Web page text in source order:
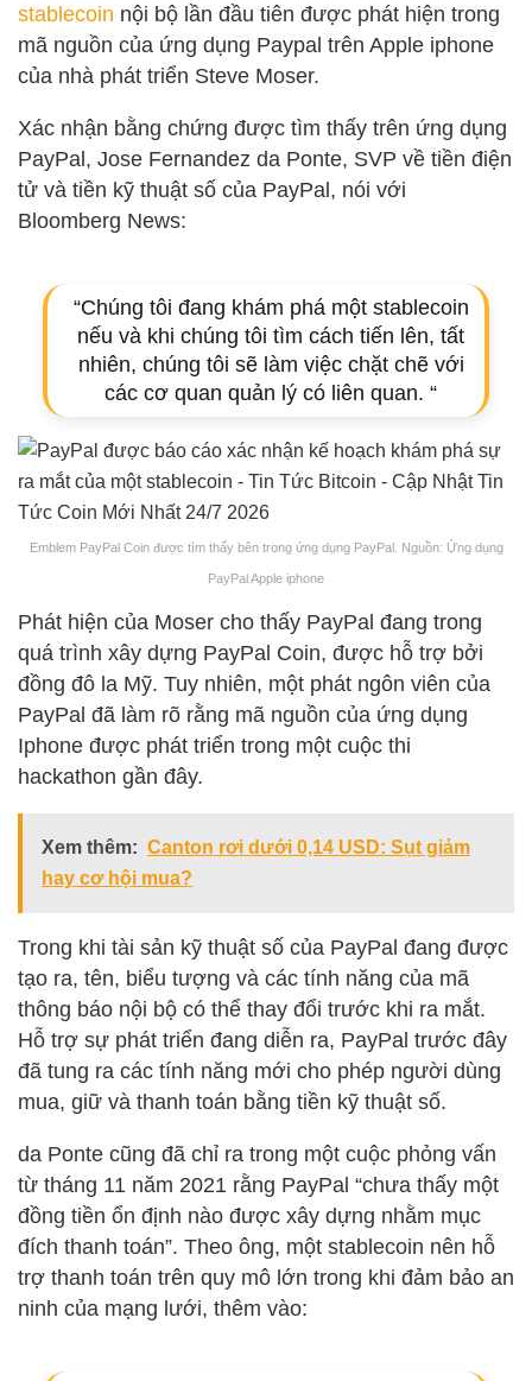
stablecoin nội bộ lần đầu tiên được phát hiện trong
mã nguồn của ứng dụng Paypal trên Apple iphone
của nhà phát triển Steve Moser.
Xác nhận bằng chứng được tìm thấy trên ứng dụng
PayPal, Jose Fernandez da Ponte, SVP về tiền điện
tử và tiền kỹ thuật số của PayPal, nói với
Bloomberg News:
“Chúng tôi đang khám phá một stablecoin
nếu và khi chúng tôi tìm cách tiến lên, tất
nhiên, chúng tôi sẽ làm việc chặt chẽ với
các cơ quan quản lý có liên quan. “
Emblem PayPal Coin được tìm thấy bên trong ứng dụng PayPal. Nguồn: Ứng dụng
PayPal Apple iphone
Phát hiện của Moser cho thấy PayPal đang trong
quá trình xây dựng PayPal Coin, được hỗ trợ bởi
đồng đô la Mỹ. Tuy nhiên, một phát ngôn viên của
PayPal đã làm rõ rằng mã nguồn của ứng dụng
Iphone được phát triển trong một cuộc thi
hackathon gần đây.
Xem thêm: Canton rơi dưới 0,14 USD: Sụt giảm
hay cơ hội mua?
Trong khi tài sản kỹ thuật số của PayPal đang được
tạo ra, tên, biểu tượng và các tính năng của mã
thông báo nội bộ có thể thay đổi trước khi ra mắt.
Hỗ trợ sự phát triển đang diễn ra, PayPal trước đây
đã tung ra các tính năng mới cho phép người dùng
mua, giữ và thanh toán bằng tiền kỹ thuật số.
da Ponte cũng đã chỉ ra trong một cuộc phỏng vấn
từ tháng 11 năm 2021 rằng PayPal “chưa thấy một
đồng tiền ổn định nào được xây dựng nhằm mục
đích thanh toán”. Theo ông, một stablecoin nên hỗ
trợ thanh toán trên quy mô lớn trong khi đảm bảo an
ninh của mạng lưới, thêm vào: